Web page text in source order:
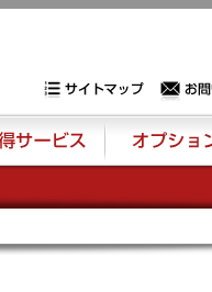
ビス オプション